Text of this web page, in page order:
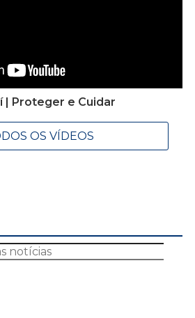
| Proteger e Cuidar
OS VÍDEOS